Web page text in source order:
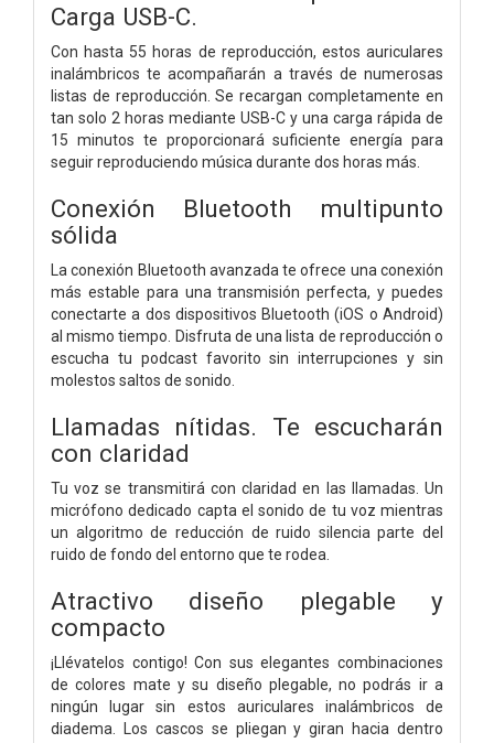
Carga USB-C.
Con hasta 55 horas de reproducción, estos auriculares
inalámbricos te acompañarán a través de numerosas
listas de reproducción. Se recargan completamente en
tan solo 2 horas mediante USB-C y una carga rápida de
15 minutos te proporcionará suficiente energía para
seguir reproduciendo música durante dos horas más.
Conexión Bluetooth multipunto
sólida
La conexión Bluetooth avanzada te ofrece una conexión
más estable para una transmisión perfecta, y puedes
conectarte a dos dispositivos Bluetooth (iOS o Android)
al mismo tiempo. Disfruta de una lista de reproducción o
escucha tu podcast favorito sin interrupciones y sin
molestos saltos de sonido.
Llamadas nítidas. Te escucharán
con claridad
Tu voz se transmitirá con claridad en las llamadas. Un
micrófono dedicado capta el sonido de tu voz mientras
un algoritmo de reducción de ruido silencia parte del
ruido de fondo del entorno que te rodea.
Atractivo diseño plegable y
compacto
¡Llévatelos contigo! Con sus elegantes combinaciones
de colores mate y su diseño plegable, no podrás ir a
ningún lugar sin estos auriculares inalámbricos de
diadema. Los cascos se pliegan y giran hacia dentro